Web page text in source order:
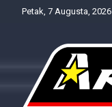
Petak, 7 Augusta, 2026